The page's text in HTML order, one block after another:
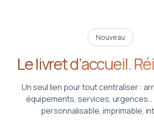
Nouveau
Le livret d’accueil.
Un seul lien pour tout centraliser :
équipements, services, urgences…
personnalisable, imprimable,